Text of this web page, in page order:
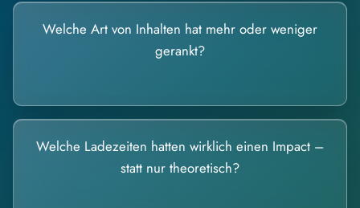
Welche Art von Inhalten hat mehr oder weniger
gerankt?
Welche Ladezeiten hatten wirklich einen Impact –
statt nur theoretisch?